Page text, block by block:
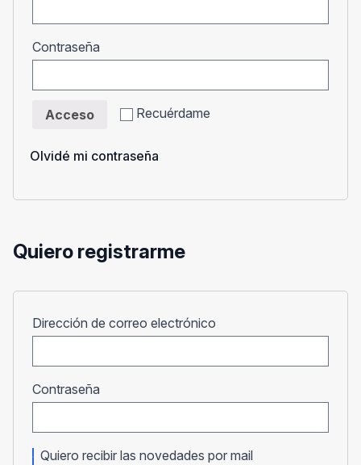
Contraseña
Recuérdame
Acceso
Olvidé mi contraseña
Quiero registrarme
Dirección de correo electrónico
Contraseña
Quiero recibir las novedades por mail